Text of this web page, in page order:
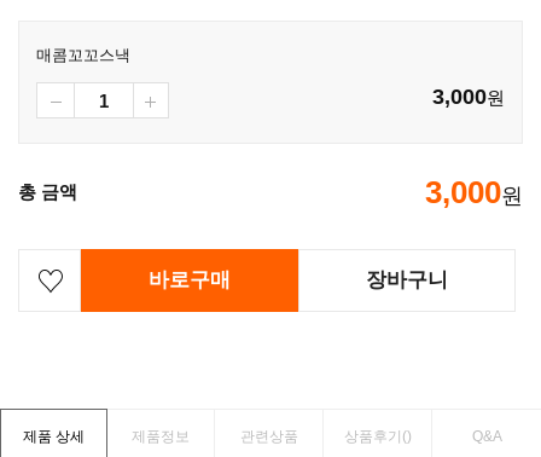
매콤꼬꼬스낵
3,000원
총 금액 3,000원
바로구매 장바구니
제품 상세 제품정보 관련상품 상품후기() Q&A